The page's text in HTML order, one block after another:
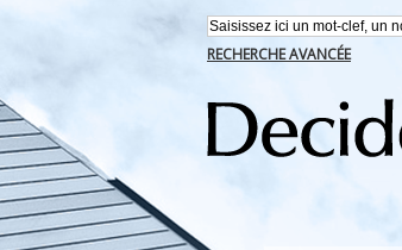
RECHERCHE AVANCÉE